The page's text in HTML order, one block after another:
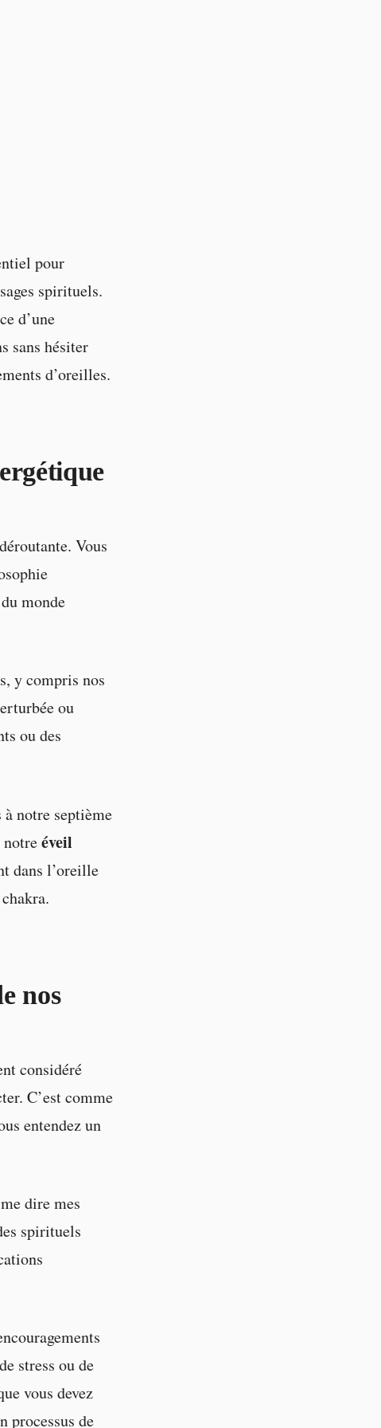
pour
spirituels.
d’une
sans hésiter
d’oreilles.
Vous
monde
y compris nos
ou
ou des
notre septième
notreéveil
dans l’oreille
nos
considéré
C’est comme
entendez un
dire mes
spirituels
stress ou de
vous devez
processus de